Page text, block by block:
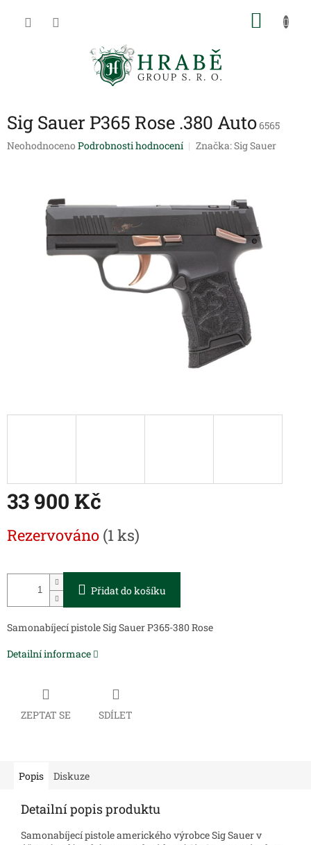
Sig Sauer P365 Rose .380 Auto6565
Průměrné
hvězdiček.
Neohodnoceno Podrobnosti hodnocení Značka:Sig Sauer
33 900 Kč
cena:
Rezervováno (1 ks)
Přidat do košíku
Samonabíjecí pistole Sig Sauer P365-380 Rose
Detailní informace
ZEPTAT SE SDÍLET
Popis Diskuze
Detailní popis produktu
Samonabíjecí pistole amerického výrobce Sig Sauer v